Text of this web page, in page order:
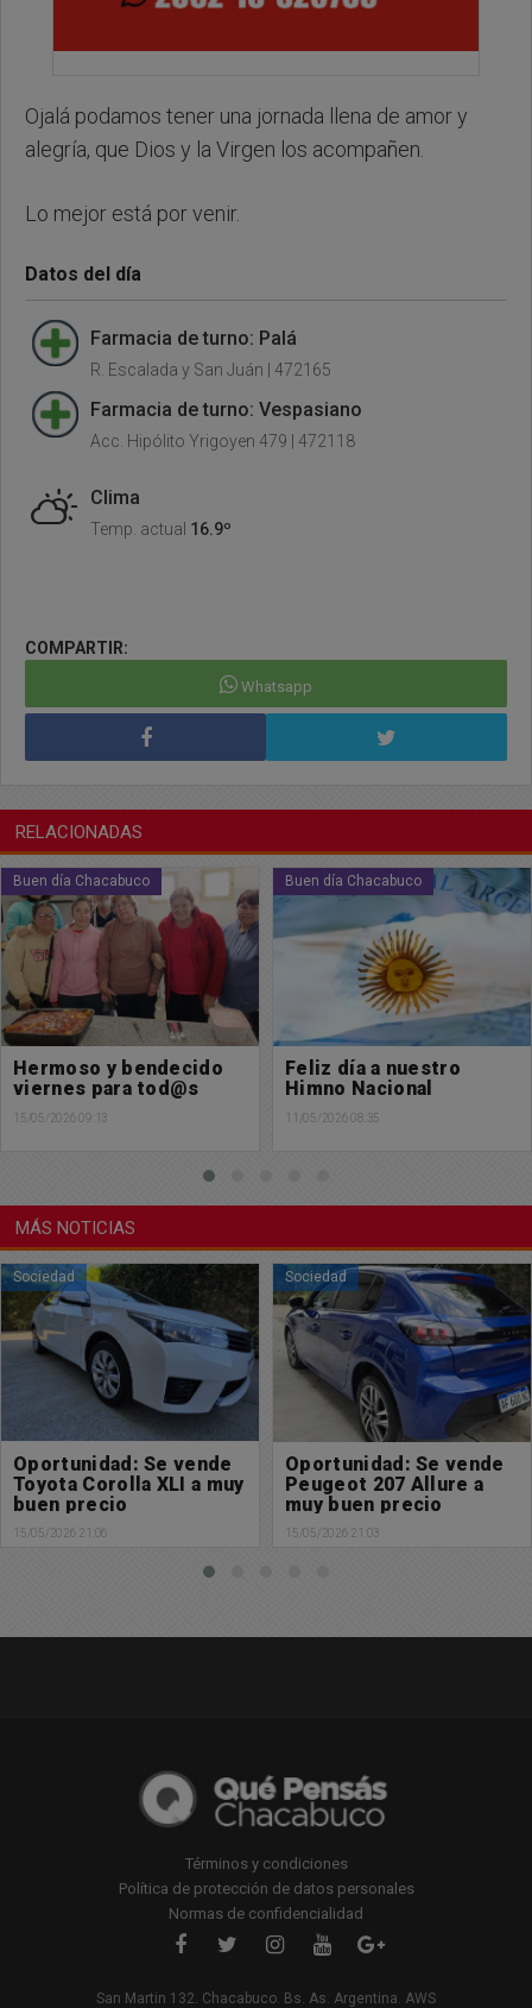
Ojalá podamos tener una jornada llena de amor y
alegría, que Dios y la Virgen los acompañen.
Lo mejor está por venir.
Datos del día
Farmacia de turno: Palá
R. Escalada y San Juán | 472165
Farmacia de turno: Vespasiano
Acc. Hipólito Yrigoyen 479 | 472118
Clima
Temp. actual 16.9º
COMPARTIR:
Whatsapp
RELACIONADAS
Buen día Chacabuco
Feliz día a nuestro
Himno Nacional
11/05/2026 08:35
Buen día Chacabuco
Feliz domingo para
tod@s
10/05/2026 08:33
MÁS NOTICIAS
Sociedad
Oportunidad: Se vende
Peugeot 207 Allure a
muy buen precio
15/05/2026 21:03
Sociedad
Oportunidad: Se vende
Chevrolet Cruze RS a
muy buen precio
15/05/2026 21:00
Términos y condiciones
Política de protección de datos personales
Normas de confidencialidad
San Martin 132. Chacabuco. Bs. As. Argentina. AWS